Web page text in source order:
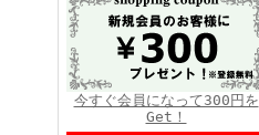
今すぐ会員になって300円を
Get！